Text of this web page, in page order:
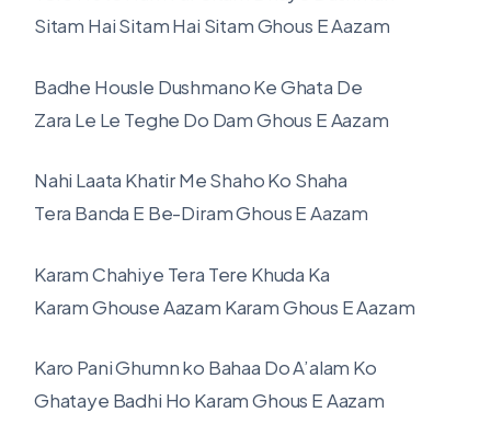
Sitam Hai Sitam Hai Sitam Ghous E Aazam
Badhe Housle Dushmano Ke Ghata De
Zara Le Le Teghe Do Dam Ghous E Aazam
Nahi Laata Khatir Me Shaho Ko Shaha
Tera Banda E Be-Diram Ghous E Aazam
Karam Chahiye Tera Tere Khuda Ka
Karam Ghouse Aazam Karam Ghous E Aazam
Karo Pani Ghumn ko Bahaa Do A’alam Ko
Ghataye Badhi Ho Karam Ghous E Aazam